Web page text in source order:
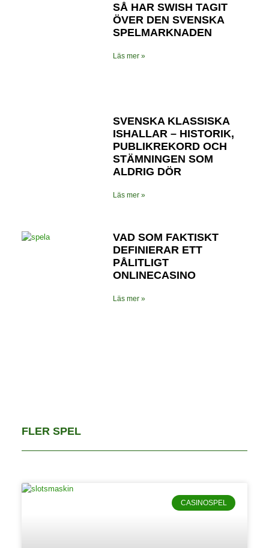
SÅ HAR SWISH TAGIT
ÖVER DEN SVENSKA
SPELMARKNADEN
Läs mer »
SVENSKA KLASSISKA
ISHALLAR – HISTORIK,
PUBLIKREKORD OCH
STÄMNINGEN SOM
ALDRIG DÖR
Läs mer »
VAD SOM FAKTISKT
DEFINIERAR ETT
PÅLITLIGT
ONLINECASINO
Läs mer »
FLER SPEL
CASINOSPEL